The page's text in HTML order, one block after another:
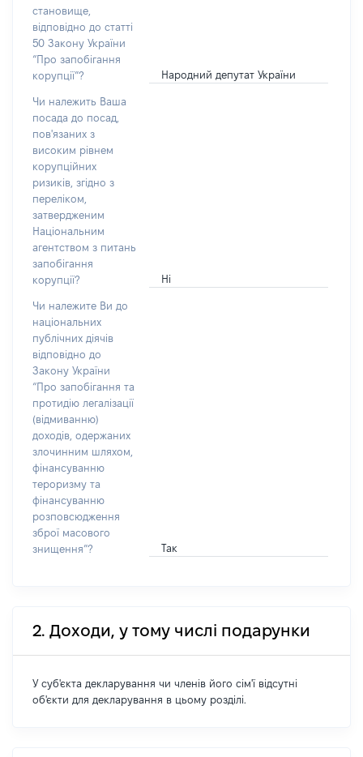
становище,
відповідно до статті
50 Закону України
“Про запобігання
корупції”?
Народний депутат України
Чи належить Ваша
посада до посад,
пов'язаних з
високим рівнем
корупційних
ризиків, згідно з
переліком,
затвердженим
Національним
агентством з питань
запобігання
корупції?
Ні
Чи належите Ви до
національних
публічних діячів
відповідно до
Закону України
“Про запобігання та
протидію легалізації
(відмиванню)
доходів, одержаних
злочинним шляхом,
фінансуванню
тероризму та
фінансуванню
розповсюдження
зброї масового
знищення”?
Так
2. Доходи, у тому числі подарунки
У суб'єкта декларування чи членів його сім'ї відсутні
об'єкти для декларування в цьому розділі.